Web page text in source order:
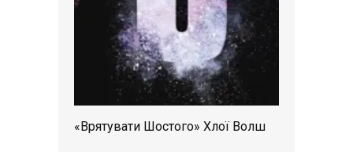
«Врятувати Шостого» Хлої Волш